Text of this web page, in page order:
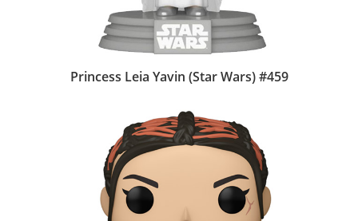
Princess Leia Yavin (Star Wars) #459